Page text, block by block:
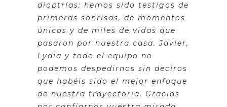
dioptrías; hemos sido testigos de
primeras sonrisas, de momentos
únicos y de miles de vidas que
pasaron por nuestra casa. Javier,
Lydia y todo el equipo no
podemos despedirnos sin deciros
que habéis sido el mejor enfoque
de nuestra trayectoria. Gracias